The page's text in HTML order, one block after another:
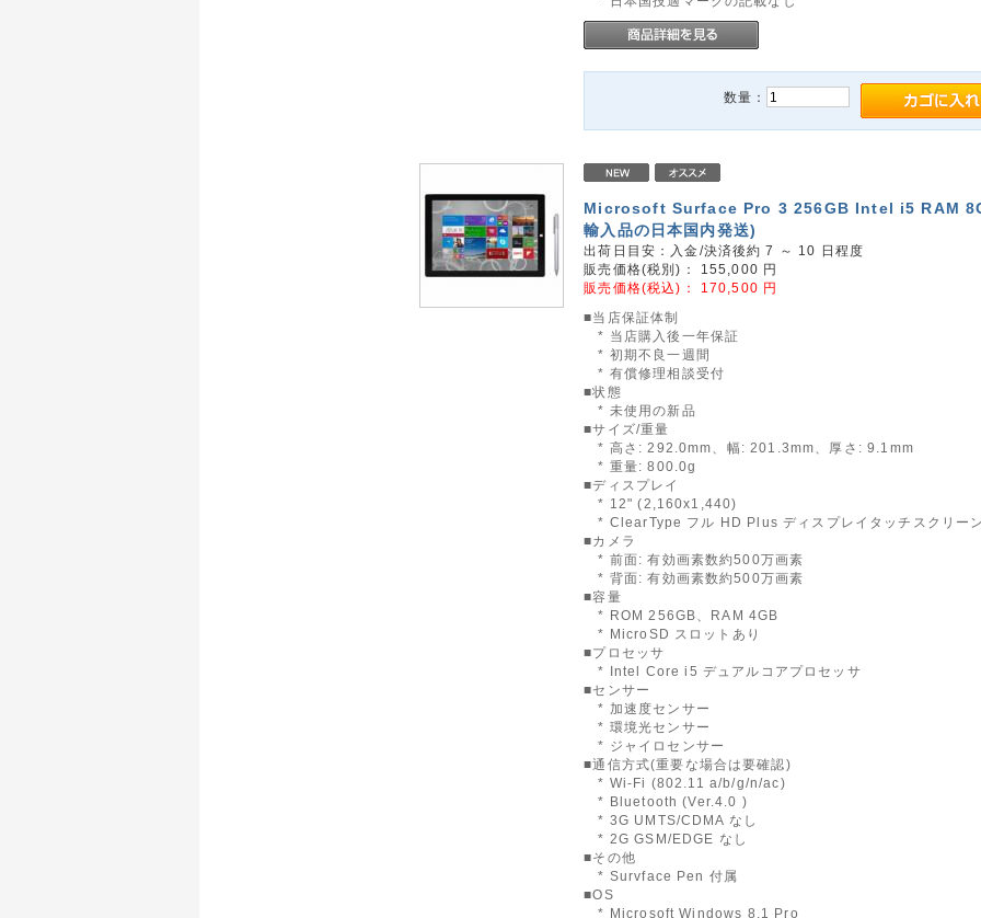
数量：
Microsoft Surface Pro 3 256GB Intel i5 RAM
輸入品の日本国内発送)
出荷日目安：入金/決済後約 7 ～ 10 日程度
販売価格(税別)： 155,000 円
販売価格(税込)： 170,500 円
■当店保証体制
* 当店購入後一年保証
* 初期不良一週間
* 有償修理相談受付
■状態
* 未使用の新品
■サイズ/重量
* 高さ: 292.0mm、幅: 201.3mm、厚さ: 9.1mm
* 重量: 800.0g
■ディスプレイ
* 12" (2,160x1,440)
* ClearType フル HD Plus ディスプレイタッチスクリー
■カメラ
* 前面: 有効画素数約500万画素
* 背面: 有効画素数約500万画素
■容量
* ROM 256GB、RAM 4GB
* MicroSD スロットあり
■プロセッサ
* Intel Core i5 デュアルコアプロセッサ
■センサー
* 加速度センサー
* 環境光センサー
* ジャイロセンサー
■通信方式(重要な場合は要確認)
* Wi-Fi (802.11 a/b/g/n/ac)
* Bluetooth (Ver.4.0 )
* 3G UMTS/CDMA なし
* 2G GSM/EDGE なし
■その他
* Survface Pen 付属
■OS
* Microsoft Windows 8.1 Pro